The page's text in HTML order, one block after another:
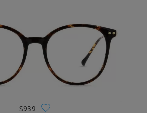
S939